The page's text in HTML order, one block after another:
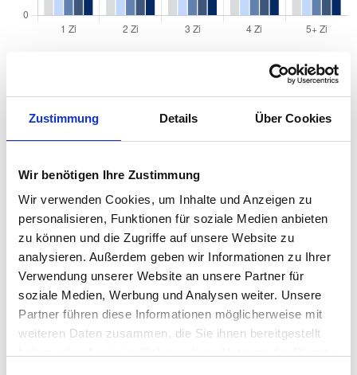
Zustimmung Details Über Cookies
Wir benötigen Ihre Zustimmung
Wir verwenden Cookies, um Inhalte und Anzeigen zu
personalisieren, Funktionen für soziale Medien anbieten
zu können und die Zugriffe auf unsere Website zu
analysieren. Außerdem geben wir Informationen zu Ihrer
Verwendung unserer Website an unsere Partner für
soziale Medien, Werbung und Analysen weiter. Unsere
Partner führen diese Informationen möglicherweise mit
weiteren Daten zusammen, die Sie ihnen bereitgestellt
Quadratmeterpreise in Detmold für Wohnungen
nach Wohnungstyp
Sonstige 2.314 € 2.490 € 2.455 €
-1,39
Erdgeschosswohnung 2.322 € 2.435 € 2.325 €
-4,51
Souterrain 1.858 € 2.057 € 2.133 €
Hochparterre 2.224 € 2.320 € 2.333 €